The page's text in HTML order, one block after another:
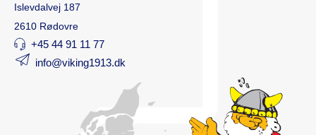
Islevdalvej 187
2610 Rødovre
+45 44 91 11 77
info@viking1913.dk